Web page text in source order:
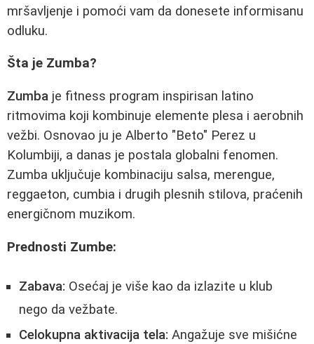
mršavljenje i pomoći vam da donesete informisanu
odluku.
Šta je Zumba?
Zumba je fitness program inspirisan latino
ritmovima koji kombinuje elemente plesa i aerobnih
vežbi. Osnovao ju je Alberto "Beto" Perez u
Kolumbiji, a danas je postala globalni fenomen.
Zumba uključuje kombinaciju salsa, merengue,
reggaeton, cumbia i drugih plesnih stilova, praćenih
energičnom muzikom.
Prednosti Zumbe:
Zabava: Osećaj je više kao da izlazite u klub
nego da vežbate.
Celokupna aktivacija tela: Angažuje sve mišićne